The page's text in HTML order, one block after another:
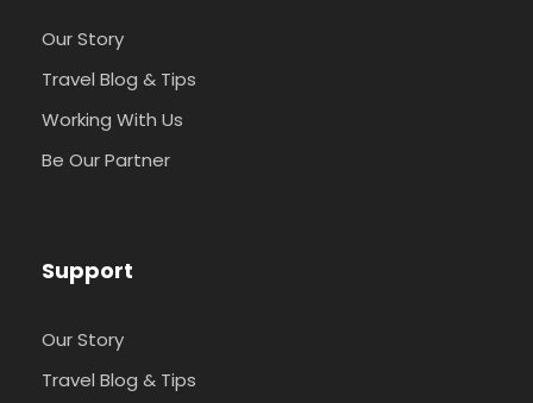
Our Story
Travel Blog & Tips
Working With Us
Be Our Partner
Support
Our Story
Travel Blog & Tips